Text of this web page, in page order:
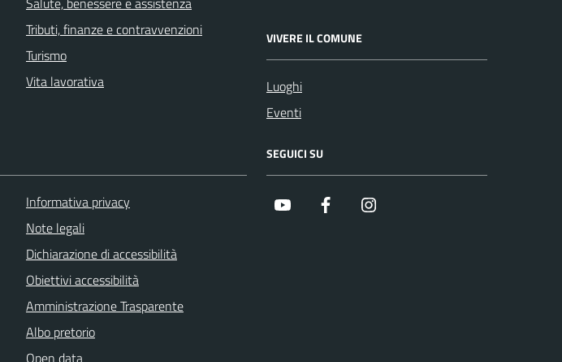
Tributi, finanze e contravvenzioni
Turismo
Vita lavorativa
VIVERE IL COMUNE
Luoghi
Eventi
Informativa privacy
Note legali
Dichiarazione di accessibilità
Obiettivi accessibilità
Amministrazione Trasparente
Albo pretorio
Open data
SEGUICI SU
Youtube Facebook